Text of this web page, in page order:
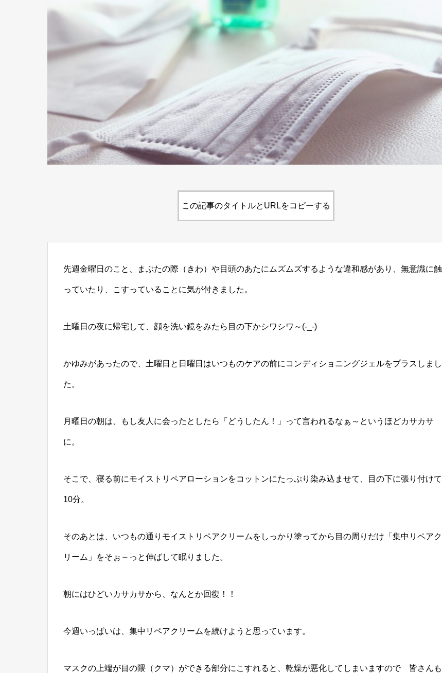
この記事のタイトルとURLをコピーする
先週金曜日のこと、まぶたの際（きわ）や目頭のあたにムズムズするような違和感があり、無意識に触
っていたり、こすっていることに気が付きました。
土曜日の夜に帰宅して、顔を洗い鏡をみたら目の下かシワシワ～(-_-)
かゆみがあったので、土曜日と日曜日はいつものケアの前にコンディショニングジェルをプラスしまし
た。
月曜日の朝は、もし友人に会ったとしたら「どうしたん！」って言われるなぁ～というほどカサカサ
に。
そこで、寝る前にモイストリペアローションをコットンにたっぷり染み込ませて、目の下に張り付けて
10分。
そのあとは、いつもの通りモイストリペアクリームをしっかり塗ってから目の周りだけ「集中リペアク
リーム」をそぉ～っと伸ばして眠りました。
朝にはひどいカサカサから、なんとか回復！！
今週いっぱいは、集中リペアクリームを続けようと思っています。
マスクの上端が目の隈（クマ）ができる部分にこすれると、乾燥が悪化してしまいますので 皆さんも